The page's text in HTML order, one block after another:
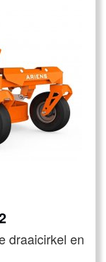
draaicirkel en